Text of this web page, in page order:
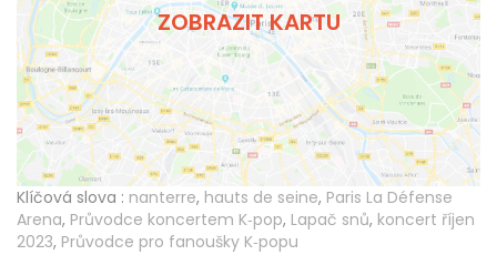
ZOBRAZIT KARTU
Klíčová slova : nanterre, hauts de seine, Paris La Défense
Arena, Průvodce koncertem K‑pop, Lapač snů, koncert říjen
2023, Průvodce pro fanoušky K‑popu